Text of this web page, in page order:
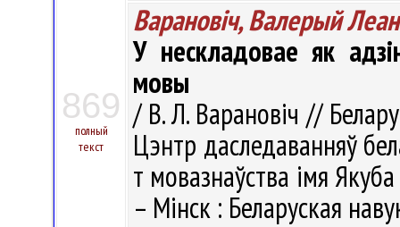
869
полный
текст
Варановіч, Валерый
У нескладовае як
мовы
/ В. Л. Варановіч //
Цэнтр даследаванняў
т мовазнаўства імя
– Мінск : Беларуская